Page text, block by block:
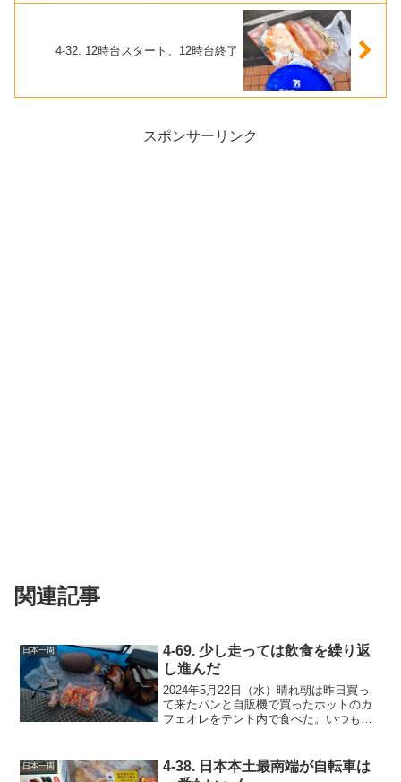
4-32. 12時台スタート、12時台終了
スポンサーリンク
関連記事
日本一周
4-69. 少し走っては飲食を繰り返
し進んだ
2024年5月22日（水）晴れ朝は昨日買っ
て来たパンと自販機で買ったホットのカ
フェオレをテント内で食べた。いつもテ
ッグ（バッテリー、ケーブル、モバイル
wifi、マウス...
日本一周
4-38. 日本本土最南端が自転車は